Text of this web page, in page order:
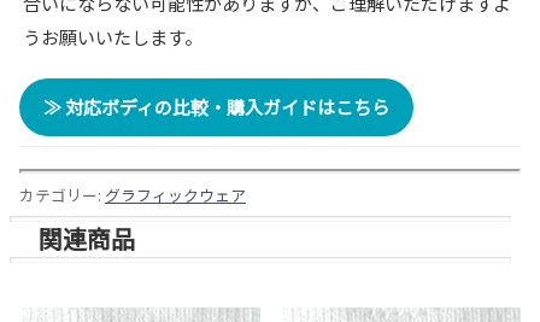
うお願いいたします。
≫ 対応ボディの比較・購入ガイドはこちら
カテゴリー: グラフィックウェア
関連商品